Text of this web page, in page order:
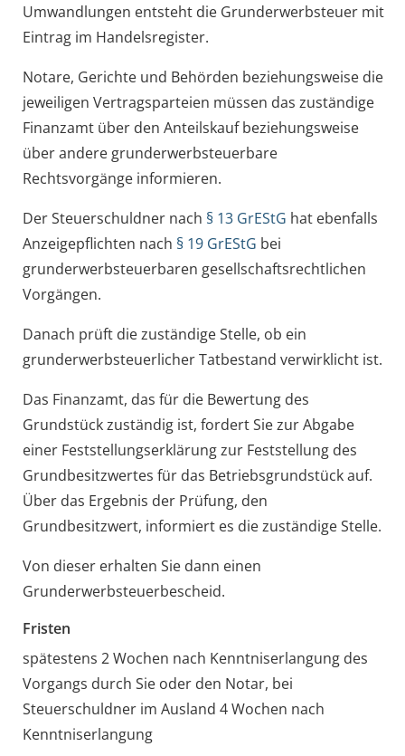
Umwandlungen entsteht die Grunderwerbsteuer mit
Eintrag im Handelsregister.
Notare, Gerichte und Behörden beziehungsweise die
jeweiligen Vertragsparteien müssen das zuständige
Finanzamt über den Anteilskauf beziehungsweise
über andere grunderwerbsteuerbare
Rechtsvorgänge informieren.
Der Steuerschuldner nach § 13 GrEStG hat ebenfalls
Anzeigepflichten nach § 19 GrEStG bei
grunderwerbsteuerbaren gesellschaftsrechtlichen
Vorgängen.
Danach prüft die zuständige Stelle, ob ein
grunderwerbsteuerlicher Tatbestand verwirklicht ist.
Das Finanzamt, das für die Bewertung des
Grundstück zuständig ist, fordert Sie zur Abgabe
einer Feststellungserklärung zur Feststellung des
Grundbesitzwertes für das Betriebsgrundstück auf.
Über das Ergebnis der Prüfung, den
Grundbesitzwert, informiert es die zuständige Stelle.
Von dieser erhalten Sie dann einen
Grunderwerbsteuerbescheid.
Fristen
spätestens 2 Wochen nach Kenntniserlangung des
Vorgangs durch Sie oder den Notar, bei
Steuerschuldner im Ausland 4 Wochen nach
Kenntniserlangung